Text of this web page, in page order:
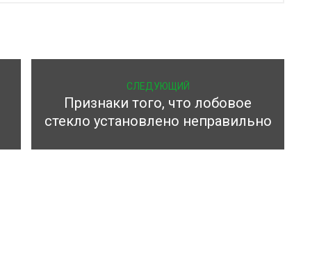
СЛЕДУЮЩИЙ
Признаки того, что лобовое
стекло установлено неправильно